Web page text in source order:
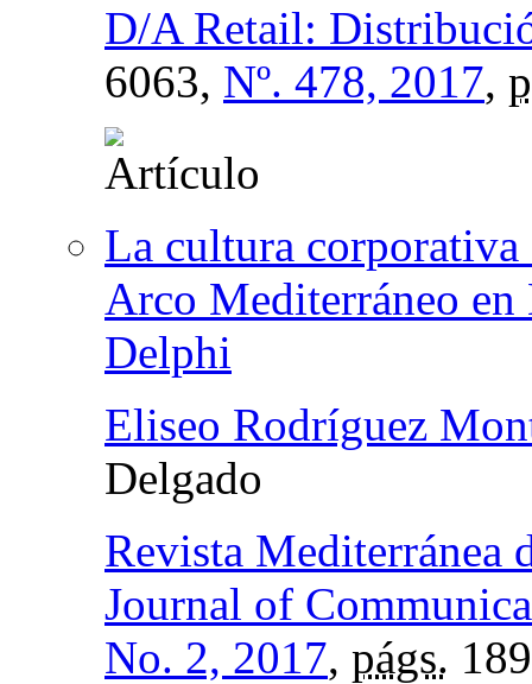
D/A Retail:
6063, Nº. 478, 2017,
La cultura corporativa
Arco Mediterráneo en
Delphi
Eliseo Rodríguez
Delgado
Revista Mediterránea
Journal of
No. 2, 2017, págs.